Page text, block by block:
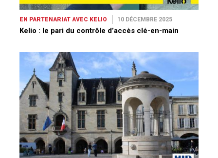
EN PARTENARIAT AVEC KELIO 10 DÉCEMBRE 2025
Kelio : le pari du contrôle d’accès clé-en-main